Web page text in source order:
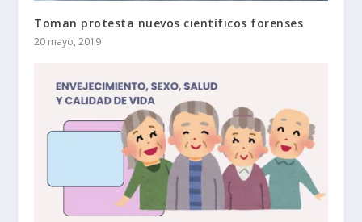
Toman protesta nuevos científicos forenses
20 mayo, 2019